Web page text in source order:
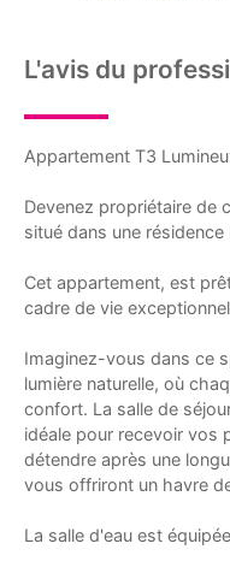
L'avis du
Appartement T3
Devenez propriétaire de
situé dans une résidence
Cet appartement, est
cadre de vie
Imaginez-vous dans ce
lumière naturelle, où
confort. La salle de
idéale pour recevoir vos
détendre après une
vous offriront un havre
La salle d'eau est